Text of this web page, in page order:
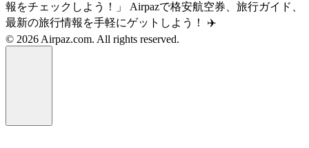
報をチェックしよう！」 Airpazで格安航空券、旅行ガイド、
最新の旅行情報を手軽にゲットしよう！ ✈️
© 2026 Airpaz.com. All rights reserved.